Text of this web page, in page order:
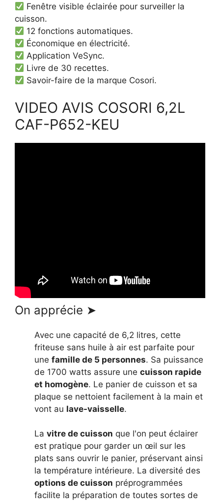
Fenêtre visible éclairée pour surveiller la
cuisson.
12 fonctions automatiques.
Économique en électricité.
Application VeSync.
Livre de 30 recettes.
Savoir-faire de la marque Cosori.
VIDEO AVIS COSORI 6,2L
CAF-P652-KEU
On apprécie ➤
Avec une capacité de 6,2 litres, cette
friteuse sans huile à air est parfaite pour
une famille de 5 personnes. Sa puissance
de 1700 watts assure une cuisson rapide
et homogène. Le panier de cuisson et sa
plaque se nettoient facilement à la main et
vont au lave-vaisselle.
La vitre de cuisson que l'on peut éclairer
est pratique pour garder un œil sur les
plats sans ouvrir le panier, préservant ainsi
la température intérieure. La diversité des
options de cuisson préprogrammées
facilite la préparation de toutes sortes de